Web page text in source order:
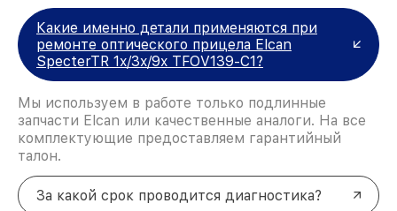
Какие именно детали применяются при
ремонте оптического прицела Elcan
SpecterTR 1x/3x/9x TFOV139-C1?
Мы используем в работе только подлинные
запчасти Elcan или качественные аналоги. На все
комплектующие предоставляем гарантийный
талон.
За какой срок проводится диагностика?